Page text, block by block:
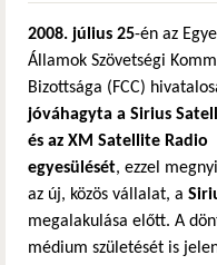
2008. július 25-én az
Államok Szövetségi
Bizottsága (FCC)
jóváhagyta a Sirius
és az XM Satellite Radio
egyesülését, ezzel
az új, közös vállalat, a
megalakulása előtt. A
médium születését is